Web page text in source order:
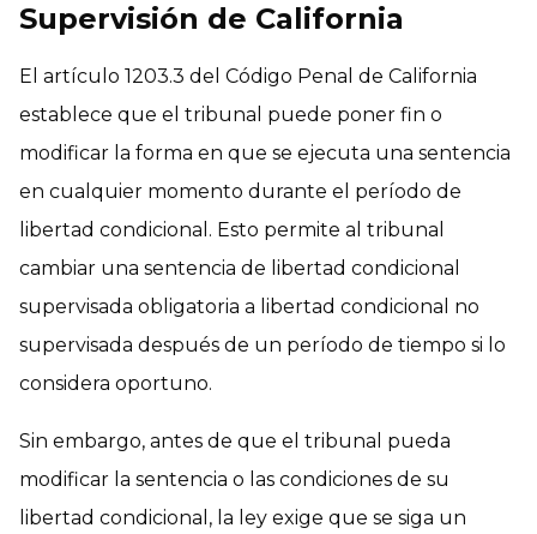
Supervisión de California
El artículo 1203.3 del Código Penal de California
establece que el tribunal puede poner fin o
modificar la forma en que se ejecuta una sentencia
en cualquier momento durante el período de
libertad condicional. Esto permite al tribunal
cambiar una sentencia de libertad condicional
supervisada obligatoria a libertad condicional no
supervisada después de un período de tiempo si lo
considera oportuno.
Sin embargo, antes de que el tribunal pueda
modificar la sentencia o las condiciones de su
libertad condicional, la ley exige que se siga un